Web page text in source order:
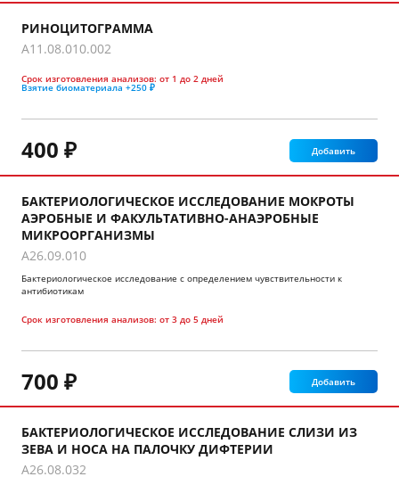
РИНОЦИТОГРАММА
A11.08.010.002
Срок изготовления анализов: от 1 до 2 дней
Взятие биоматериала +250 ₽
400 ₽ Добавить
БАКТЕРИОЛОГИЧЕСКОЕ ИССЛЕДОВАНИЕ МОКРОТЫ
АЭРОБНЫЕ И ФАКУЛЬТАТИВНО-АНАЭРОБНЫЕ
МИКРООРГАНИЗМЫ
A26.09.010
Бактериологическое исследование с определением чувствительности к
антибиотикам
Срок изготовления анализов: от 3 до 5 дней
700 ₽ Добавить
БАКТЕРИОЛОГИЧЕСКОЕ ИССЛЕДОВАНИЕ СЛИЗИ ИЗ
ЗЕВА И НОСА НА ПАЛОЧКУ ДИФТЕРИИ
A26.08.032